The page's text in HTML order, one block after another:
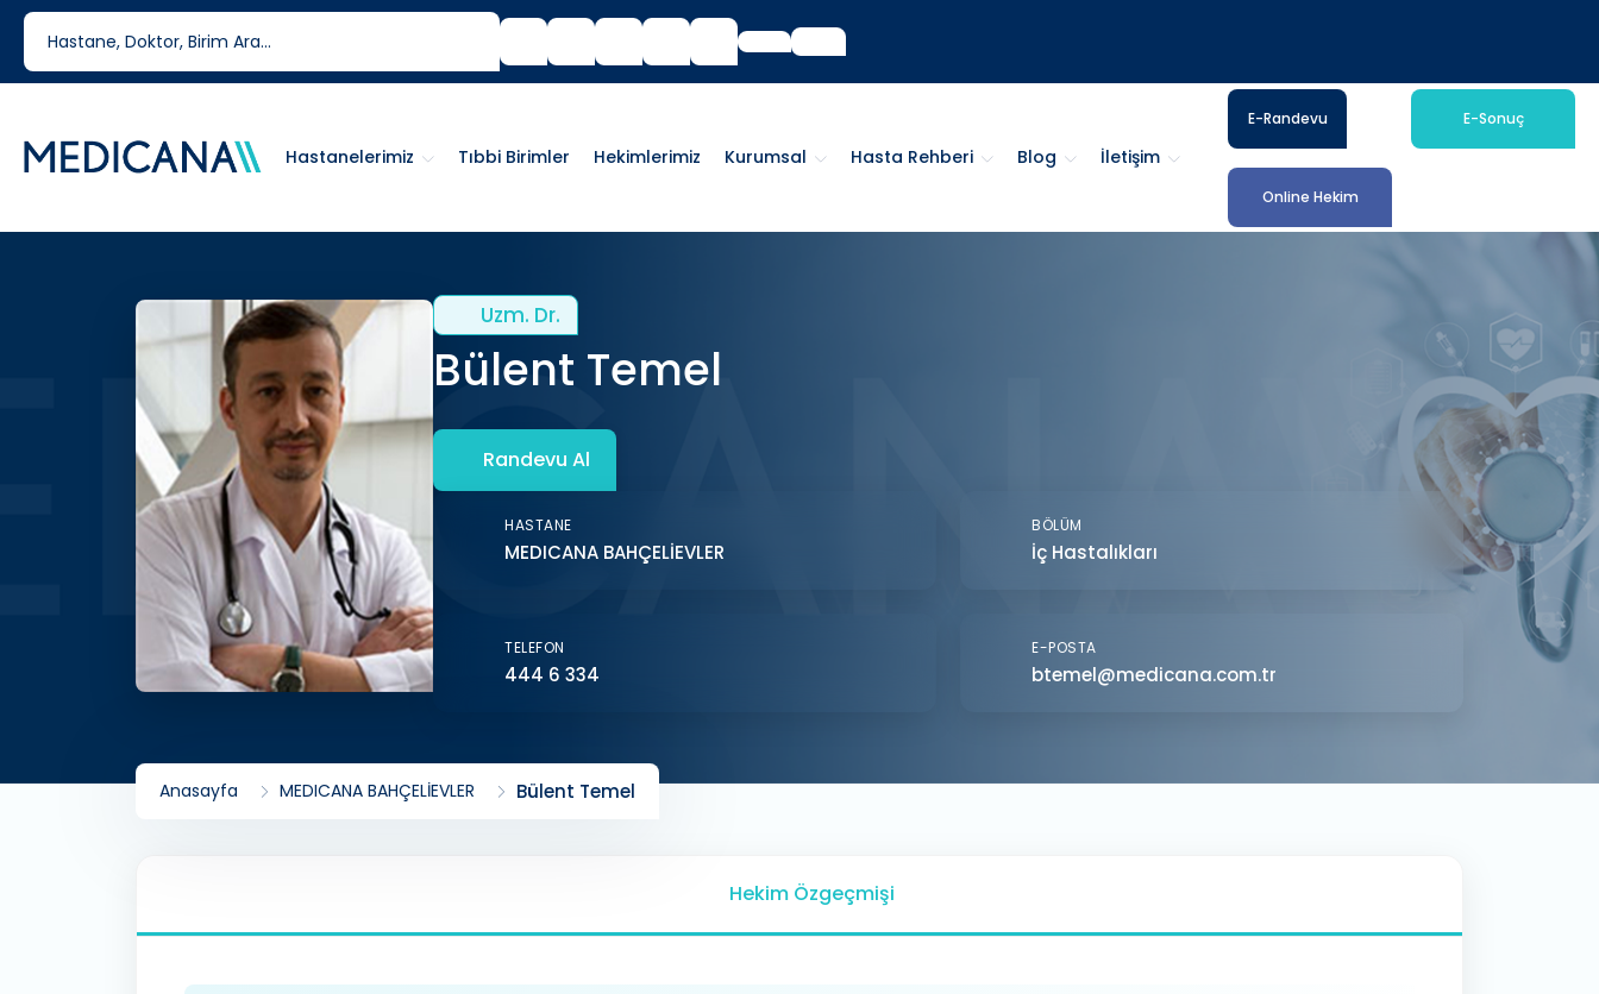
444 6 334
Tıbbi Birimler Hekimlerimiz Kurumsal Hasta Rehberi Blog İletişim
Hastanelerimiz
E-Randevu E-Sonuç
Online Hekim
Uzm. Dr.
Bülent Temel
Randevu Al
HASTANE
MEDICANA BAHÇELİEVLER
BÖLÜM
İç Hastalıkları
TELEFON
444 6 334
E-POSTA
btemel@medicana.com.tr
Anasayfa MEDICANA BAHÇELİEVLER Bülent Temel
Hekim Özgeçmişi